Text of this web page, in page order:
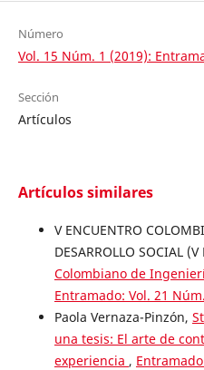
Número
Vol. 15 Núm. 1 (2019):
Sección
Artículos
Artículos similares
V ENCUENTRO
DESARROLLO SOCIAL (V
Colombiano de
Entramado: Vol. 21
Paola Vernaza-Pinzón,
una tesis: El arte de
experiencia ,